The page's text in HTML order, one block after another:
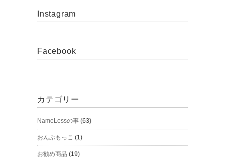
Instagram
Facebook
カテゴリー
NameLessの事 (63)
おんぶもっこ (1)
お勧め商品 (19)